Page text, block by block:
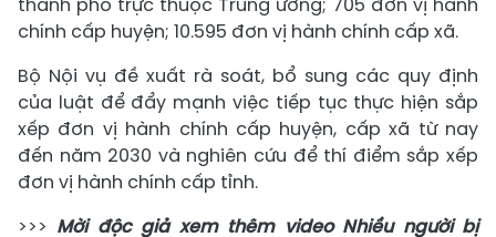
chính cấp huyện; 10.595 đơn vị hành chính cấp xã.
Bộ Nội vụ đề xuất rà soát, bổ sung các quy định
của luật để đẩy mạnh việc tiếp tục thực hiện sắp
xếp đơn vị hành chính cấp huyện, cấp xã từ nay
đến năm 2030 và nghiên cứu để thí điểm sắp xếp
đơn vị hành chính cấp tỉnh.
>>> Mời độc giả xem thêm video Nhiều người bị